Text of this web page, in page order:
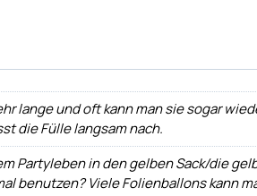
lange und oft kann man sie sogar
die Fülle langsam nach.
Partyleben in den gelben Sack/die
benutzen? Viele Folienballons kann